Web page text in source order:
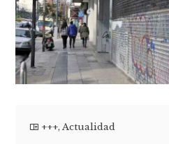
+++,Actualidad